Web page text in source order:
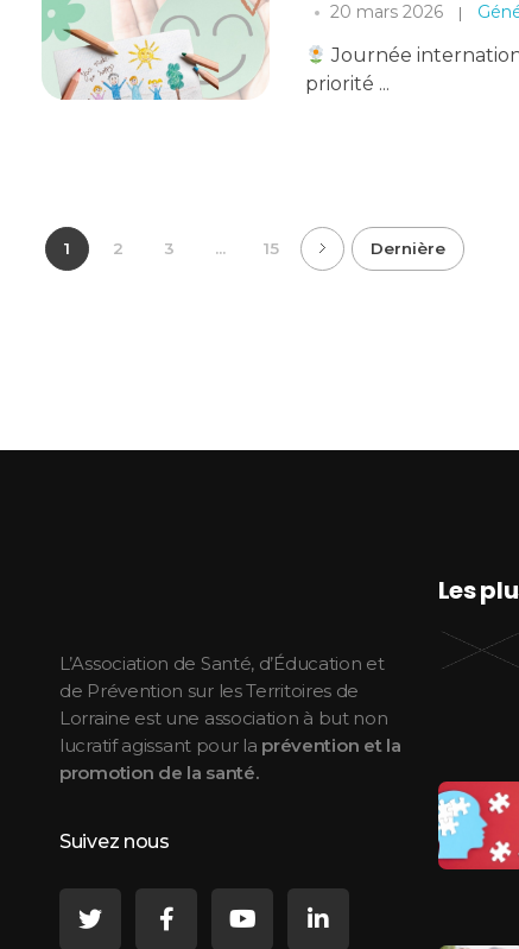
20 mars 2026
Journée
priorité ...
1 2 3 ... 15 Dernière
L’Association de Santé, d’Éducation et
de Prévention sur les Territoires de
Lorraine est une association à but non
lucratif agissant pour la prévention et la
promotion de la santé.
Suivez nous
Les